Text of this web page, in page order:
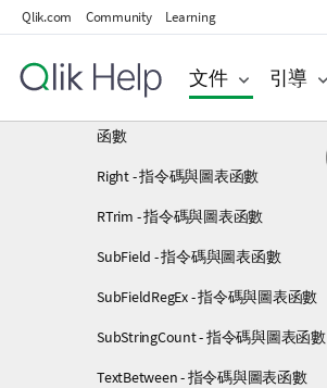
Qlik.com Community Learning
文件 引導
Replace - 指令碼與圖表函數
ReplaceRegEx - 指令碼與圖表函數
函數
Right - 指令碼與圖表函數
RTrim - 指令碼與圖表函數
SubField - 指令碼與圖表函數
SubFieldRegEx - 指令碼與圖表函數
SubStringCount - 指令碼與圖表函數
TextBetween - 指令碼與圖表函數